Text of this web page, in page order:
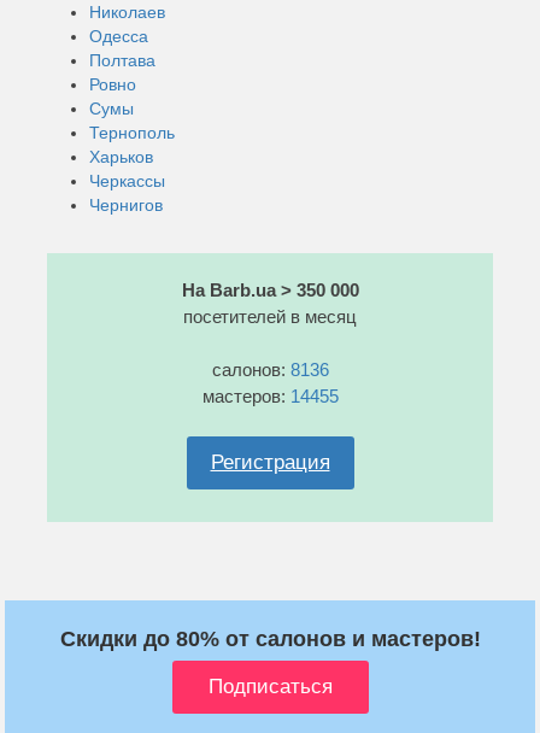
Николаев
Одесса
Полтава
Ровно
Сумы
Тернополь
Харьков
Черкассы
Чернигов
На Barb.ua > 350 000
посетителей в месяц
салонов: 8136
мастеров: 14455
Регистрация
Скидки до 80% от салонов и мастеров!